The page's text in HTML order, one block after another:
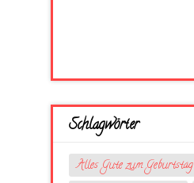
Schlagwörter
Alles Gute zum Geburtstag